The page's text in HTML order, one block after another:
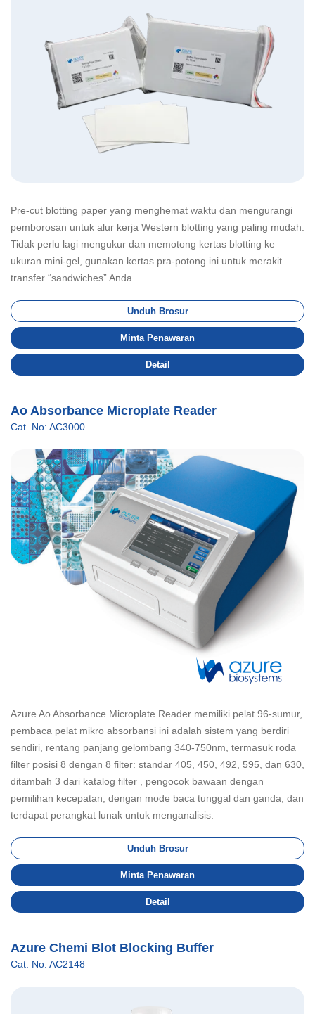
Pre-cut blotting paper yang menghemat waktu dan mengurangi
pemborosan untuk alur kerja Western blotting yang paling mudah.
Tidak perlu lagi mengukur dan memotong kertas blotting ke
ukuran mini-gel, gunakan kertas pra-potong ini untuk merakit
transfer “sandwiches” Anda.
Unduh Brosur
Minta Penawaran
Detail
Ao Absorbance Microplate Reader
Cat. No: AC3000
Azure Ao Absorbance Microplate Reader memiliki pelat 96-sumur,
pembaca pelat mikro absorbansi ini adalah sistem yang berdiri
sendiri, rentang panjang gelombang 340-750nm, termasuk roda
filter posisi 8 dengan 8 filter: standar 405, 450, 492, 595, dan 630,
ditambah 3 dari katalog filter , pengocok bawaan dengan
pemilihan kecepatan, dengan mode baca tunggal dan ganda, dan
terdapat perangkat lunak untuk menganalisis.
Unduh Brosur
Minta Penawaran
Detail
Azure Chemi Blot Blocking Buffer
Cat. No: AC2148